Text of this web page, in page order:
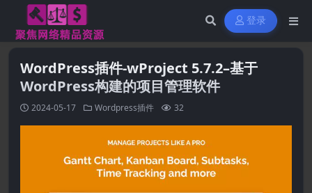
登录
WordPress插件-wProject 5.7.2–基于
WordPress构建的项目管理软件
2024-05-17 Wordpress插件 32